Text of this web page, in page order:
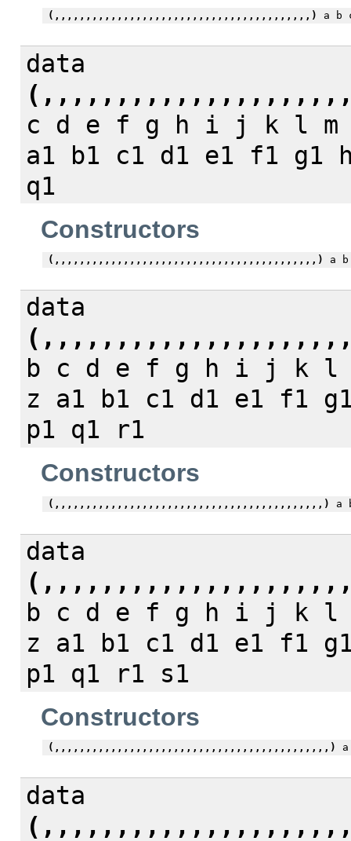
(,,,,,,,,,,,,,,,,,,,,,,,,,,,,,,,,,,,,,,,,,) a b
data
c d e f g h i j k l m
a1 b1 c1 d1 e1 f1 g1
q1
Constructors
(,,,,,,,,,,,,,,,,,,,,,,,,,,,,,,,,,,,,,,,,,,) a
data
b c d e f g h i j k l
z a1 b1 c1 d1 e1 f1
p1 q1 r1
Constructors
(,,,,,,,,,,,,,,,,,,,,,,,,,,,,,,,,,,,,,,,,,,,) a
data
b c d e f g h i j k l
z a1 b1 c1 d1 e1 f1
p1 q1 r1 s1
Constructors
(,,,,,,,,,,,,,,,,,,,,,,,,,,,,,,,,,,,,,,,,,,,,)
data